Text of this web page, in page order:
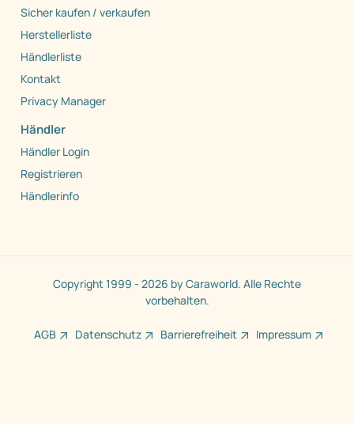
Sicher kaufen / verkaufen
Herstellerliste
Händlerliste
Kontakt
Privacy Manager
Händler
Händler Login
Registrieren
Händlerinfo
Copyright 1999 - 2026 by Caraworld. Alle Rechte
vorbehalten.
AGB Datenschutz Barrierefreiheit Impressum